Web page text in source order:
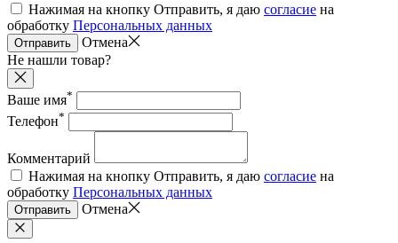
Нажимая на кнопку Отправить, я даю согласие на
обработку Персональных данных
Отправить
Отмена
Не нашли товар?
Ваше имя*
Телефон*
Комментарий
Нажимая на кнопку Отправить, я даю согласие на
обработку Персональных данных
Отправить Отмена